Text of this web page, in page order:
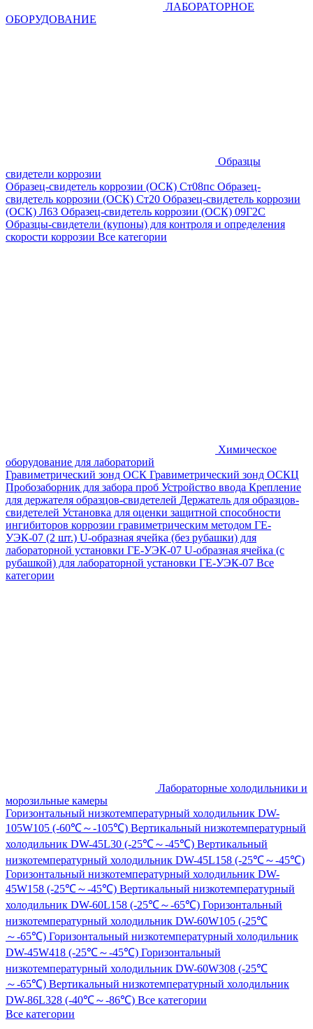
ЛАБОРАТОРНОЕ
ОБОРУДОВАНИЕ
Образцы
свидетели коррозии
Образец-свидетель коррозии (ОСК) Ст08пс Образец-
свидетель коррозии (ОСК) Ст20 Образец-свидетель коррозии
(ОСК) Л63 Образец-свидетель коррозии (ОСК) 09Г2С
Образцы-свидетели (купоны) для контроля и определения
скорости коррозии Все категории
Химическое
оборудование для лабораторий
Гравиметрический зонд ОСК Гравиметрический зонд ОСКЦ
Пробозаборник для забора проб Устройство ввода Крепление
для держателя образцов-свидетелей Держатель для образцов-
свидетелей Установка для оценки защитной способности
ингибиторов коррозии гравиметрическим методом ГЕ-
УЭК-07 (2 шт.) U-образная ячейка (без рубашки) для
лабораторной установки ГЕ-УЭК-07 U-образная ячейка (с
рубашкой) для лабораторной установки ГЕ-УЭК-07 Все
категории
Лабораторные холодильники и
морозильные камеры
Горизонтальный низкотемпературный холодильник DW-
105W105 (-60℃～-105℃) Вертикальный низкотемпературный
холодильник DW-45L30 (-25℃～-45℃) Вертикальный
низкотемпературный холодильник DW-45L158 (-25℃～-45℃)
Горизонтальный низкотемпературный холодильник DW-
45W158 (-25℃～-45℃) Вертикальный низкотемпературный
холодильник DW-60L158 (-25℃～-65℃) Горизонтальный
низкотемпературный холодильник DW-60W105 (-25℃
～-65℃) Горизонтальный низкотемпературный холодильник
DW-45W418 (-25℃～-45℃) Горизонтальный
низкотемпературный холодильник DW-60W308 (-25℃
～-65℃) Вертикальный низкотемпературный холодильник
DW-86L328 (-40℃～-86℃) Все категории
Все категории